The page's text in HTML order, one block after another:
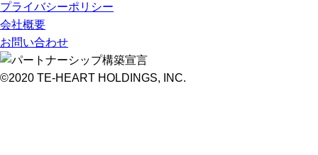
プライバシーポリシー
会社概要
お問い合わせ
©2020 TE-HEART HOLDINGS, INC.